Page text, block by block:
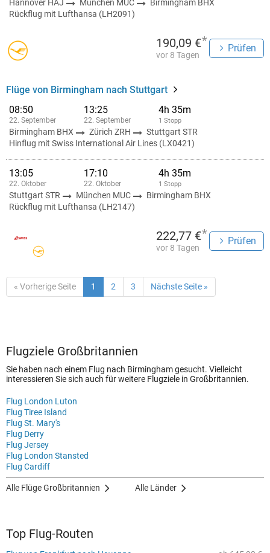
Hannover HAJ München MUC
Birmingham BHX
Rückflug mit Lufthansa (LH2091)
190,09 €*
vor 8 Tagen
Prüfen
Flüge von Birmingham nach Stuttgart
08:50
22. September
13:25
22. September
4h 35m
1 Stopp
Birmingham BHX Zürich ZRH
Stuttgart STR
Hinflug mit Swiss International Air Lines (LX0421)
13:05
22. Oktober
17:10
22. Oktober
4h 35m
1 Stopp
Stuttgart STR München MUC
Birmingham BHX
Rückflug mit Lufthansa (LH2147)
222,77 €*
vor 8 Tagen
Prüfen
« Vorherige Seite 1 2 3 Nächste Seite »
Flugziele Großbritannien
Sie haben nach einem Flug nach Birmingham gesucht. Vielleicht
interessieren Sie sich auch für weitere Flugziele in Großbritannien.
Flug London Luton
Flug Tiree Island
Flug St. Mary's
Flug Derry
Flug Jersey
Flug London Stansted
Flug Cardiff
Alle Flüge Großbritannien Alle Länder
Top Flug-Routen